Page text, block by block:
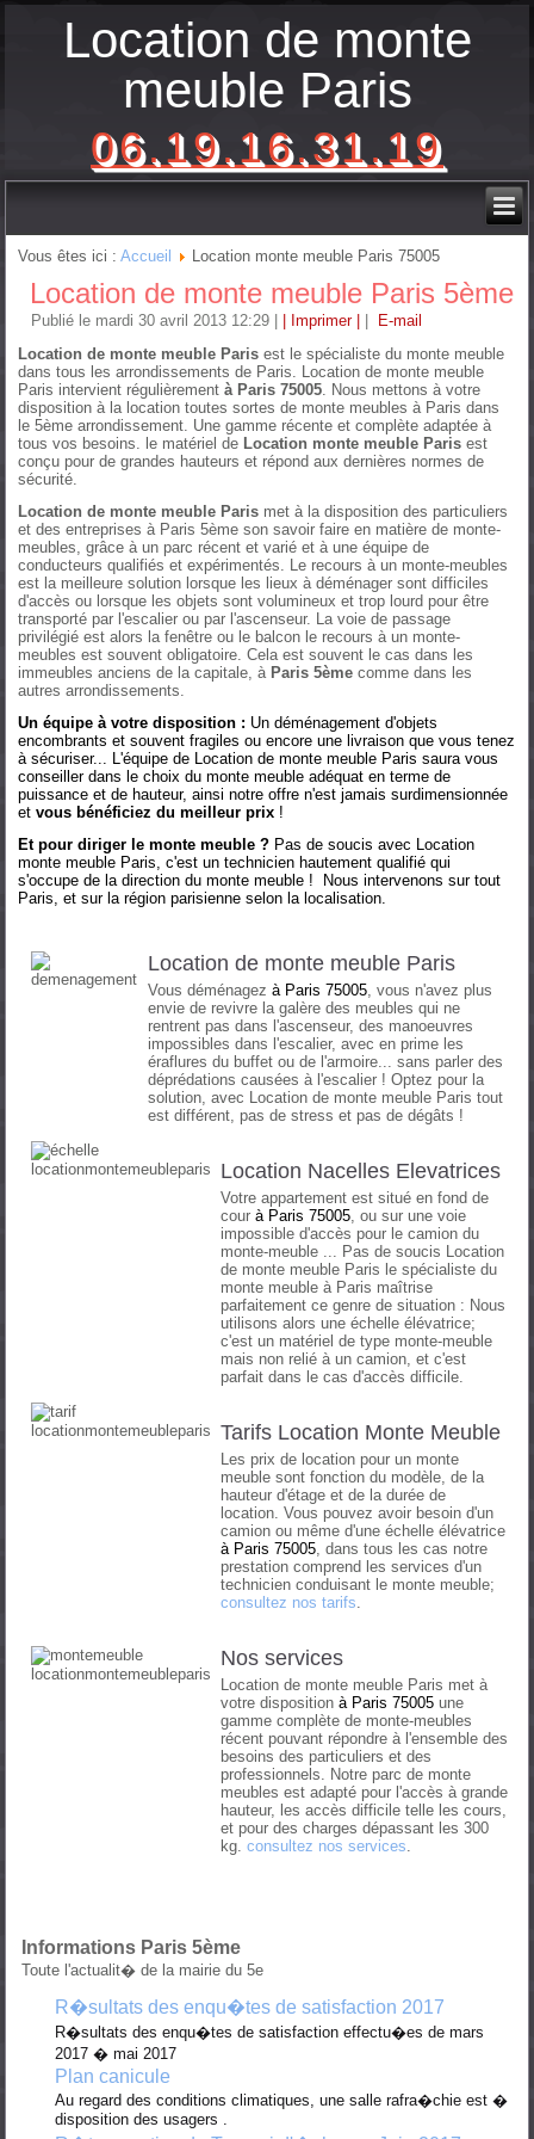
Location de monte
meuble Paris
06.19.16.31.19
Vous êtes ici :Accueil Location monte meuble Paris 75005
Location de monte meuble Paris 5ème
Publié le mardi 30 avril 2013 12:29 | Imprimer |
E-mail
Location de monte meuble Paris est le spécialiste du monte meuble
dans tous les arrondissements de Paris. Location de monte meuble
Paris intervient régulièrementà Paris 75005 . Nous mettons à votre
disposition à la location toutes sortes de monte meubles à Paris dans
le 5ème arrondissement. Une gamme récente et complète adaptée à
tous vos besoins. le matériel de Location monte meuble Paris est
conçu pour de grandes hauteurs et répond aux dernières normes de
sécurité.
Location de monte meuble Paris met à la disposition des particuliers
et des entreprises à Paris 5ème son savoir faire en matière de monte-
meubles, grâce à un parc récent et varié et à une équipe de
conducteurs qualifiés et expérimentés. Le recours à un monte-meubles
est la meilleure solution lorsque les lieux à déménager sont difficiles
d'accès ou lorsque les objets sont volumineux et trop lourd pour être
transporté par l'escalier ou par l'ascenseur. La voie de passage
privilégié est alors la fenêtre ou le balcon le recours à un monte-
meubles est souvent obligatoire. Cela est souvent le cas dans les
immeubles anciens de la capitale, à Paris 5ème comme dans les
autres arrondissements.
Un équipe à votre disposition : Un déménagement d'objets
encombrants et souvent fragiles ou encore une livraison que vous tenez
à sécuriser... L'équipe de Location de monte meuble Paris saura vous
conseiller dans le choix du monte meuble adéquat en terme de
puissance et de hauteur, ainsi notre offre n'est jamais surdimensionnée
etvous bénéficiez du meilleur prix !
Et pour diriger le monte meuble ? Pas de soucis avec Location
monte meuble Paris, c'est un technicien hautement qualifié qui
s'occupe de la direction du monte meuble ! Nous intervenons sur tout
Paris, et sur la région parisienne selon la localisation.
Location de monte meuble Paris
Vous déménagezà Paris 75005 , vous n'avez plus
envie de revivre la galère des meubles qui ne
rentrent pas dans l'ascenseur, des manoeuvres
impossibles dans l'escalier, avec en prime les
éraflures du buffet ou de l'armoire... sans parler des
déprédations causées à l'escalier ! Optez pour la
solution, avec Location de monte meuble Paris tout
est différent, pas de stress et pas de dégâts !
Location Nacelles Elevatrices
Votre appartement est situé en fond de
courà Paris 75005 , ou sur une voie
impossible d'accès pour le camion du
monte-meuble ... Pas de soucis Location
de monte meuble Paris le spécialiste du
monte meuble à Paris maîtrise
parfaitement ce genre de situation : Nous
utilisons alors une échelle élévatrice;
c'est un matériel de type monte-meuble
mais non relié à un camion, et c'est
parfait dans le cas d'accès difficile.
Tarifs Location Monte Meuble
Les prix de location pour un monte
meuble sont fonction du modèle, de la
hauteur d'étage et de la durée de
location. Vous pouvez avoir besoin d'un
camion ou même d'une échelle élévatrice
à Paris 75005 , dans tous les cas notre
prestation comprend les services d'un
technicien conduisant le monte meuble;
consultez nos tarifs
Nos services
Location de monte meuble Paris met à
votre dispositionà Paris 75005 une
gamme complète de monte-meubles
récent pouvant répondre à l'ensemble des
besoins des particuliers et des
professionnels. Notre parc de monte
meubles est adapté pour l'accès à grande
hauteur, les accès difficile telle les cours,
et pour des charges dépassant les 300
kg.consultez nos services
Informations Paris 5ème
Toute l'actualit� de la mairie du 5e
R�sultats des enqu�tes de satisfaction 2017
R�sultats des enqu�tes de satisfaction effectu�es de mars
2017 � mai 2017
Plan canicule
Au regard des conditions climatiques, une salle rafra�chie est �
disposition des usagers .